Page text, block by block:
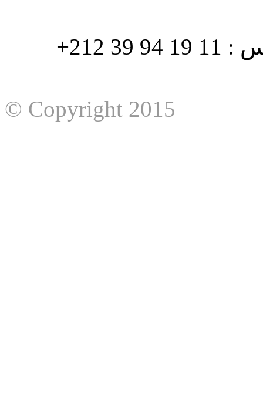
هاتف : 90/88 32 94 39 212+ فاكس : 11 19 94 39 212+
© Copyright 2015